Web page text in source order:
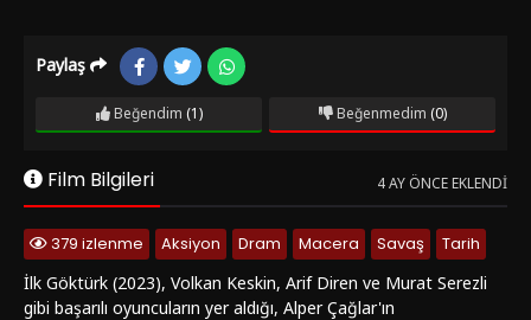
Paylaş
Beğendim (1) Beğenmedim (0)
Film Bilgileri 4 AY ÖNCE EKLENDI
379 izlenme Aksiyon Dram Macera Savaş
Tarih
İlk Göktürk (2023), Volkan Keskin, Arif Diren ve Murat Serezli
gibi başarılı oyuncuların yer aldığı, Alper Çağlar'ın